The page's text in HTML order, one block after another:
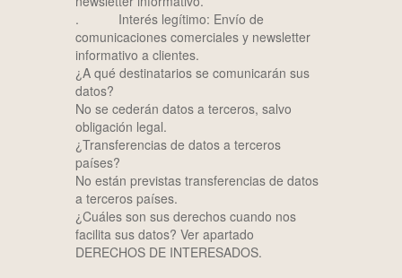
. Interés legítimo: Envío de
comunicaciones comerciales y newsletter
informativo a clientes.
¿A qué destinatarios se comunicarán sus
datos?
No se cederán datos a terceros, salvo
obligación legal.
¿Transferencias de datos a terceros
países?
No están previstas transferencias de datos
a terceros países.
¿Cuáles son sus derechos cuando nos
facilita sus datos? Ver apartado
DERECHOS DE INTERESADOS.